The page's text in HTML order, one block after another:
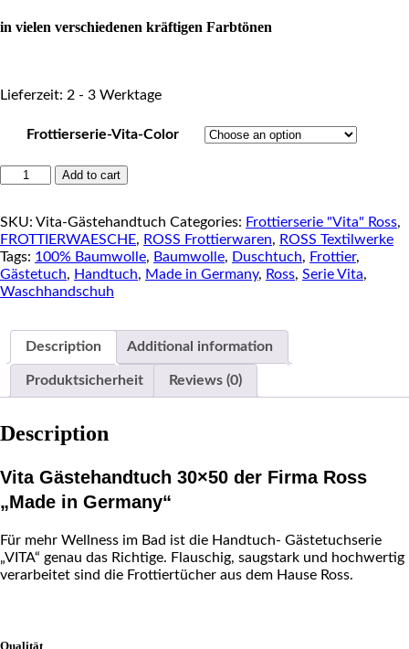
in vielen verschiedenen kräftigen Farbtönen
Lieferzeit: 2 - 3 Werktage
Frottierserie-Vita-Color
Gästetuch
Ross
quantity
Add to cart
SKU: Vita-Gästehandtuch Categories: Frottierserie "Vita" Ross,
FROTTIERWAESCHE, ROSS Frottierwaren, ROSS Textilwerke
Tags: 100% Baumwolle, Baumwolle, Duschtuch, Frottier,
Gästetuch, Handtuch, Made in Germany, Ross, Serie Vita,
Waschhandschuh
Description Additional information
Produktsicherheit Reviews (0)
Description
Vita Gästehandtuch 30×50 der Firma Ross
„Made in Germany“
Für mehr Wellness im Bad ist die Handtuch- Gästetuchserie
„VITA“ genau das Richtige. Flauschig, saugstark und hochwertig
verarbeitet sind die Frottiertücher aus dem Hause Ross.
Qualität